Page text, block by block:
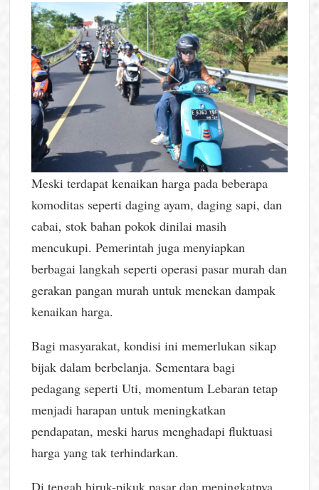
Meski terdapat kenaikan harga pada beberapa
komoditas seperti daging ayam, daging sapi, dan
cabai, stok bahan pokok dinilai masih
mencukupi. Pemerintah juga menyiapkan
berbagai langkah seperti operasi pasar murah dan
gerakan pangan murah untuk menekan dampak
kenaikan harga.
Bagi masyarakat, kondisi ini memerlukan sikap
bijak dalam berbelanja. Sementara bagi
pedagang seperti Uti, momentum Lebaran tetap
menjadi harapan untuk meningkatkan
pendapatan, meski harus menghadapi fluktuasi
harga yang tak terhindarkan.
Di tengah hiruk-pikuk pasar dan meningkatnya